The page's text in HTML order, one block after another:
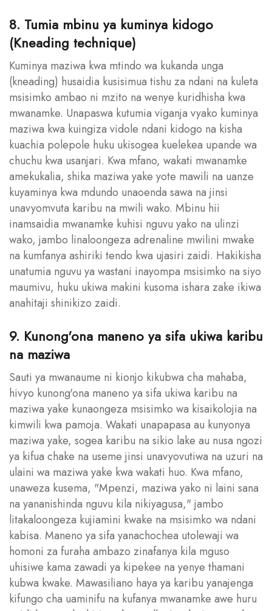
8. Tumia mbinu ya kuminya kidogo
(Kneading technique)
Kuminya maziwa kwa mtindo wa kukanda unga
(kneading) husaidia kusisimua tishu za ndani na kuleta
msisimko ambao ni mzito na wenye kuridhisha kwa
mwanamke. Unapaswa kutumia viganja vyako kuminya
maziwa kwa kuingiza vidole ndani kidogo na kisha
kuachia polepole huku ukisogea kuelekea upande wa
chuchu kwa usanjari. Kwa mfano, wakati mwanamke
amekukalia, shika maziwa yake yote mawili na uanze
kuyaminya kwa mdundo unaoenda sawa na jinsi
unavyomvuta karibu na mwili wako. Mbinu hii
inamsaidia mwanamke kuhisi nguvu yako na ulinzi
wako, jambo linaloongeza adrenaline mwilini mwake
na kumfanya ashiriki tendo kwa ujasiri zaidi. Hakikisha
unatumia nguvu ya wastani inayompa msisimko na siyo
maumivu, huku ukiwa makini kusoma ishara zake ikiwa
anahitaji shinikizo zaidi.
9. Kunong'ona maneno ya sifa ukiwa karibu
na maziwa
Sauti ya mwanaume ni kionjo kikubwa cha mahaba,
hivyo kunong'ona maneno ya sifa ukiwa karibu na
maziwa yake kunaongeza msisimko wa kisaikolojia na
kimwili kwa pamoja. Wakati unapapasa au kunyonya
maziwa yake, sogea karibu na sikio lake au nusa ngozi
ya kifua chake na useme jinsi unavyovutiwa na uzuri na
ulaini wa maziwa yake kwa wakati huo. Kwa mfano,
unaweza kusema, "Mpenzi, maziwa yako ni laini sana
na yananishinda nguvu kila nikiyagusa," jambo
litakaloongeza kujiamini kwake na msisimko wa ndani
kabisa. Maneno ya sifa yanachochea utolewaji wa
homoni za furaha ambazo zinafanya kila mguso
uhisiwe kama zawadi ya kipekee na yenye thamani
kubwa kwake. Mawasiliano haya ya karibu yanajenga
kifungo cha uaminifu na kufanya mwanamke awe huru